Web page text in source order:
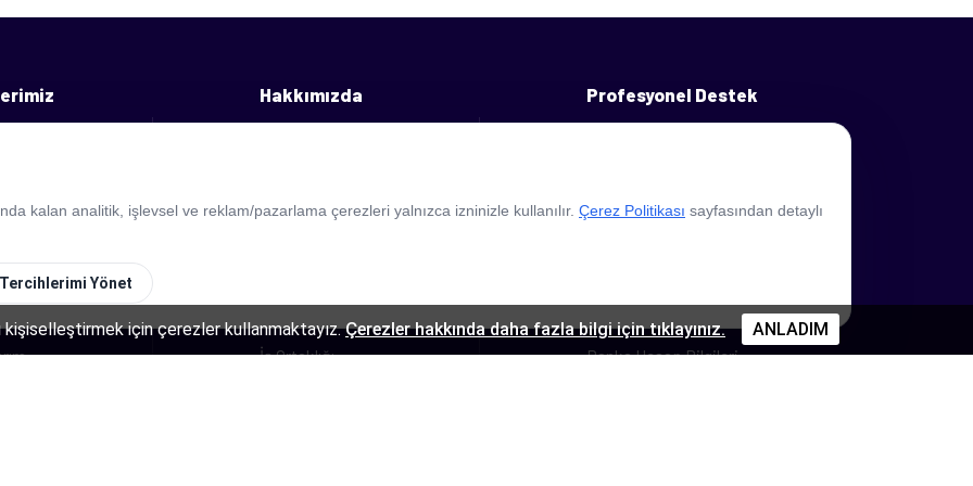
Reklamları
Hakkımızda
Referanslarımız
İş Ortaklığı
Profesyonel Destek
Reklamveren Kılavuzu
Güvenli Ödeme Sayfası
Banka Hesap Bilgileri
kalan analitik, işlevsel ve reklam/pazarlama çerezleri yalnızca izninizle kullanılır. Çerez Politikası sayfasından detaylı
Tercihlerimi Yönet
kişiselleştirmek için çerezler kullanmaktayız.Çerezler hakkında daha fazla bilgi için tıklayınız. ANLADIM